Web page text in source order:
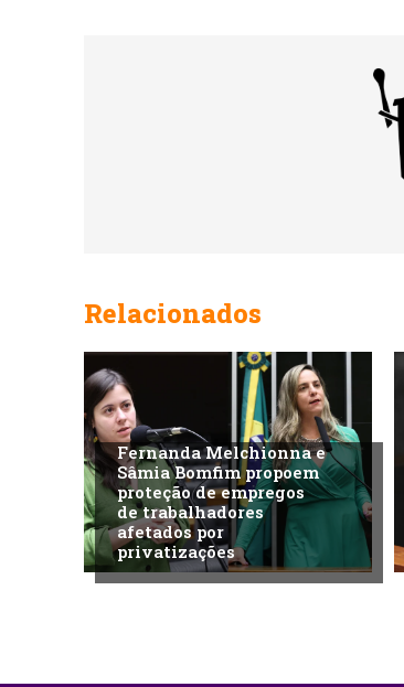
Relacionados
Fernanda Melchionna e
Sâmia Bomfim propoem
proteção de empregos
de trabalhadores
afetados por
privatizações